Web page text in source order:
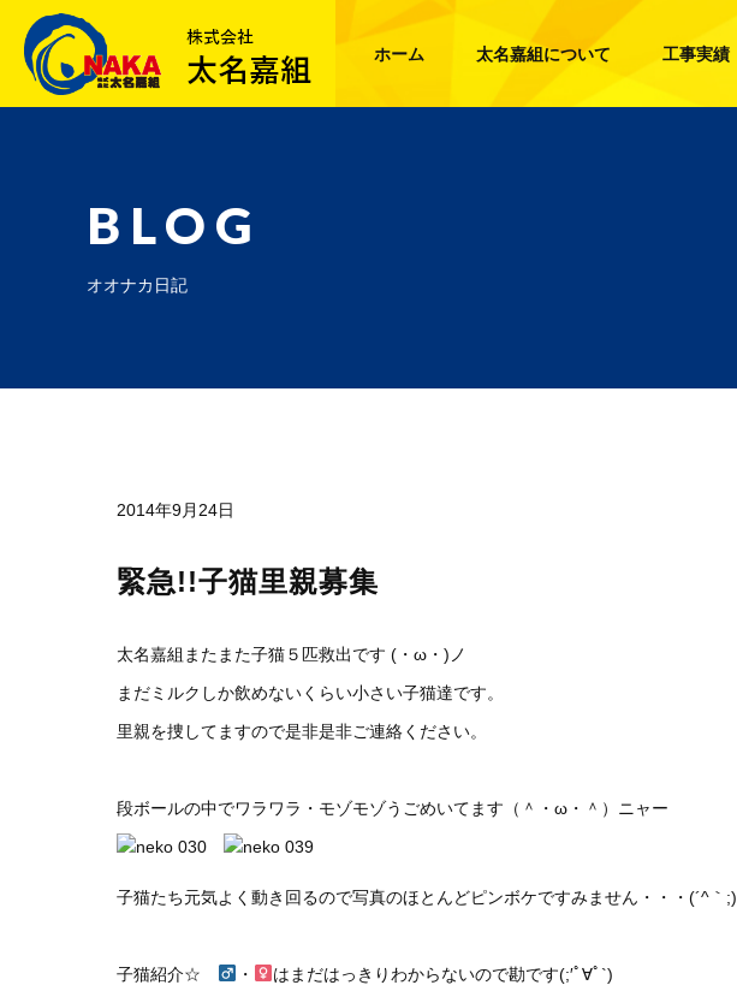
ホーム 太名嘉組について 工事実績
BLOG
オオナカ日記
2014年9月24日
緊急!!子猫里親募集
太名嘉組またまた子猫５匹救出です (・ω・)ノ
まだミルクしか飲めないくらい小さい子猫達です。
里親を捜してますので是非是非ご連絡ください。
段ボールの中でワラワラ・モゾモゾうごめいてます（＾・ω・＾）ニャー
子猫たち元気よく動き回るので写真のほとんどピンボケですみません・・・(´^｀;)
子猫紹介☆ ・ はまだはっきりわからないので勘です(;′ﾟ∀ﾟ`)